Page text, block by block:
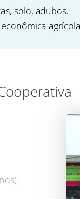
solo, adubos,
agrícola